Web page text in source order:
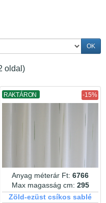
OK
oldal)
RAKTÁRON -15%
Anyag méterár Ft: 6766
Max magasság cm: 295
Zöld-ezüst csíkos sablé